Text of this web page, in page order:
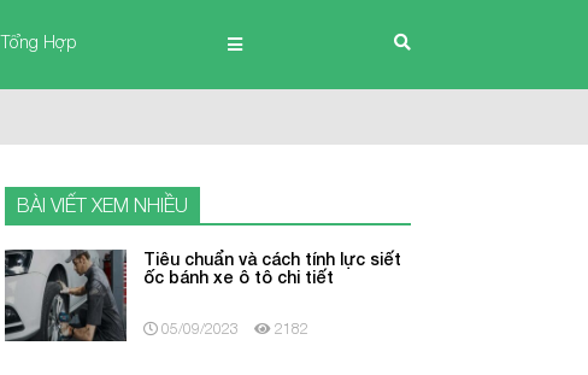
Tổng Hợp
BÀI VIẾT XEM NHIỀU
Tiêu chuẩn và cách tính lực siết
ốc bánh xe ô tô chi tiết
05/09/2023 2182